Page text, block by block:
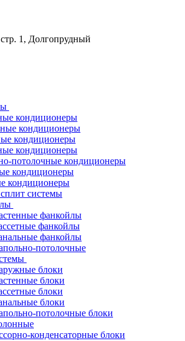
1, Долгопрудный
кондиционеры
кондиционеры
кондиционеры
кондиционеры
потолочные кондиционеры
кондиционеры
кондиционеры
системы
фанкойлы
фанкойлы
фанкойлы
потолочные
блоки
блоки
блоки
блоки
потолочные блоки
конденсаторные блоки